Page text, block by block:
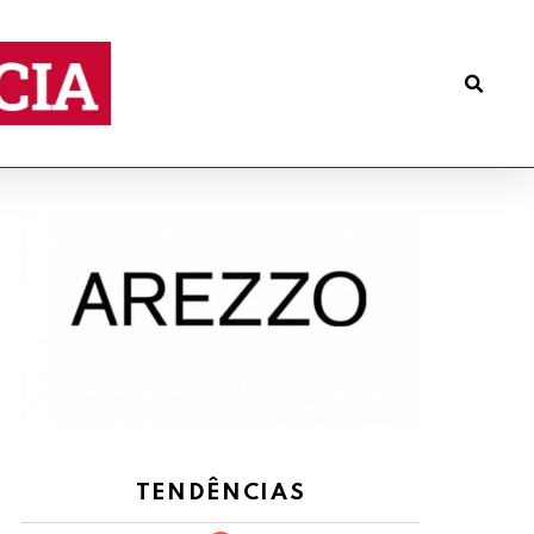
TENDÊNCIAS